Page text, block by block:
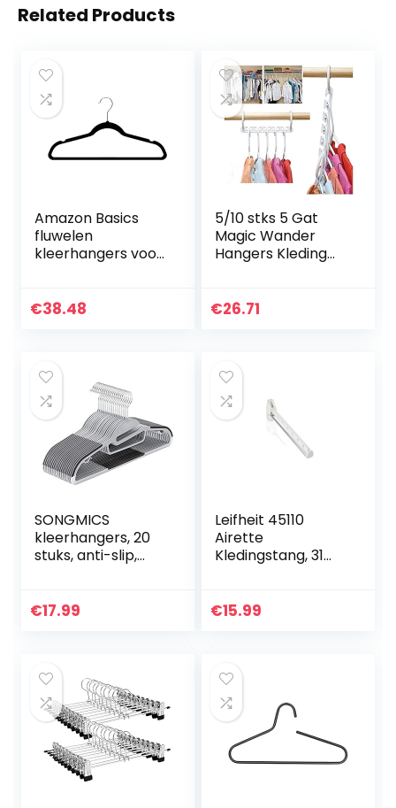
Related Products
Amazon Basics
fluwelen
kleerhangers voor
stuks (Zwart)
€38.48
5/10 stks 5 Gat
Magic Wander
Hangers Kleding
Wonder Magic
€26.71
SONGMICS
kleerhangers, 20
stuks, anti-slip,
0,5 cm dik,
€17.99
Leifheit 45110
Airette
Kledingstang, 31
Inklapbaar, Wit
€15.99